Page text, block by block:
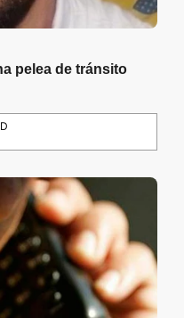
pelea de tránsito